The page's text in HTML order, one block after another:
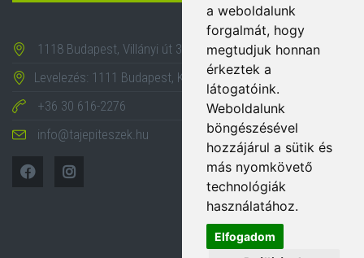
a weboldalunk
forgalmát, hogy
megtudjuk honnan
érkeztek a
látogatóink.
Weboldalunk
böngészésével
hozzájárul a sütik és
más nyomkövető
technológiák
használatához.
Elfogadom
1118 Budapest, Villányi út 35-43.
Levelezés: 1111 Budapest, Karinthy Frigyes út 24.
+36 30 616-2276
info@tajepiteszek.hu